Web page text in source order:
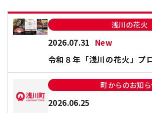
浅川の花火
2026.07.31 New
令和８年「浅川の花火」プ
町からのお知
2026.06.25